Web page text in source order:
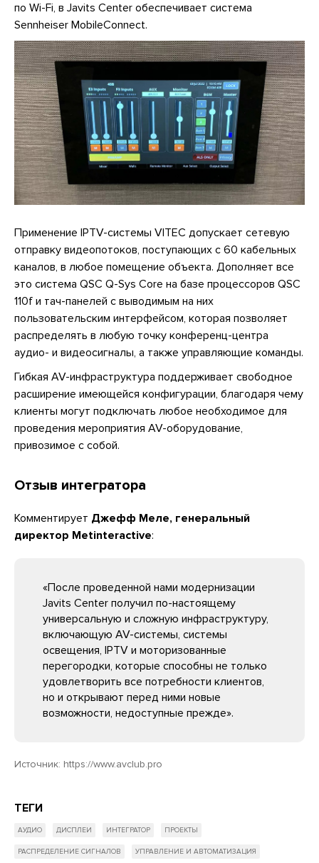
по Wi-Fi, в Javits Center обеспечивает система
Sennheiser MobileConnect.
Применение IPTV-системы VITEC допускает сетевую
отправку видеопотоков, поступающих с 60 кабельных
каналов, в любое помещение объекта. Дополняет все
это система QSC Q-Sys Core на базе процессоров QSC
110f и тач-панелей с выводимым на них
пользовательским интерфейсом, которая позволяет
распределять в любую точку конференц-центра
аудио- и видеосигналы, а также управляющие команды.
Гибкая AV-инфраструктура поддерживает свободное
расширение имеющейся конфигурации, благодаря чему
клиенты могут подключать любое необходимое для
проведения мероприятия AV-оборудование,
привозимое с собой.
Отзыв интегратора
Комментирует Джефф Меле, генеральный
директор Metinteractive:
«После проведенной нами модернизации
Javits Center получил по-настоящему
универсальную и сложную инфраструктуру,
включающую AV-системы, системы
освещения, IPTV и моторизованные
перегородки, которые способны не только
удовлетворить все потребности клиентов,
но и открывают перед ними новые
возможности, недоступные прежде».
Источник: https://www.avclub.pro
ТЕГИ
АУДИО ДИСПЛЕИ ИНТЕГРАТОР ПРОЕКТЫ
РАСПРЕДЕЛЕНИЕ СИГНАЛОВ УПРАВЛЕНИЕ И АВТОМАТИЗАЦИЯ